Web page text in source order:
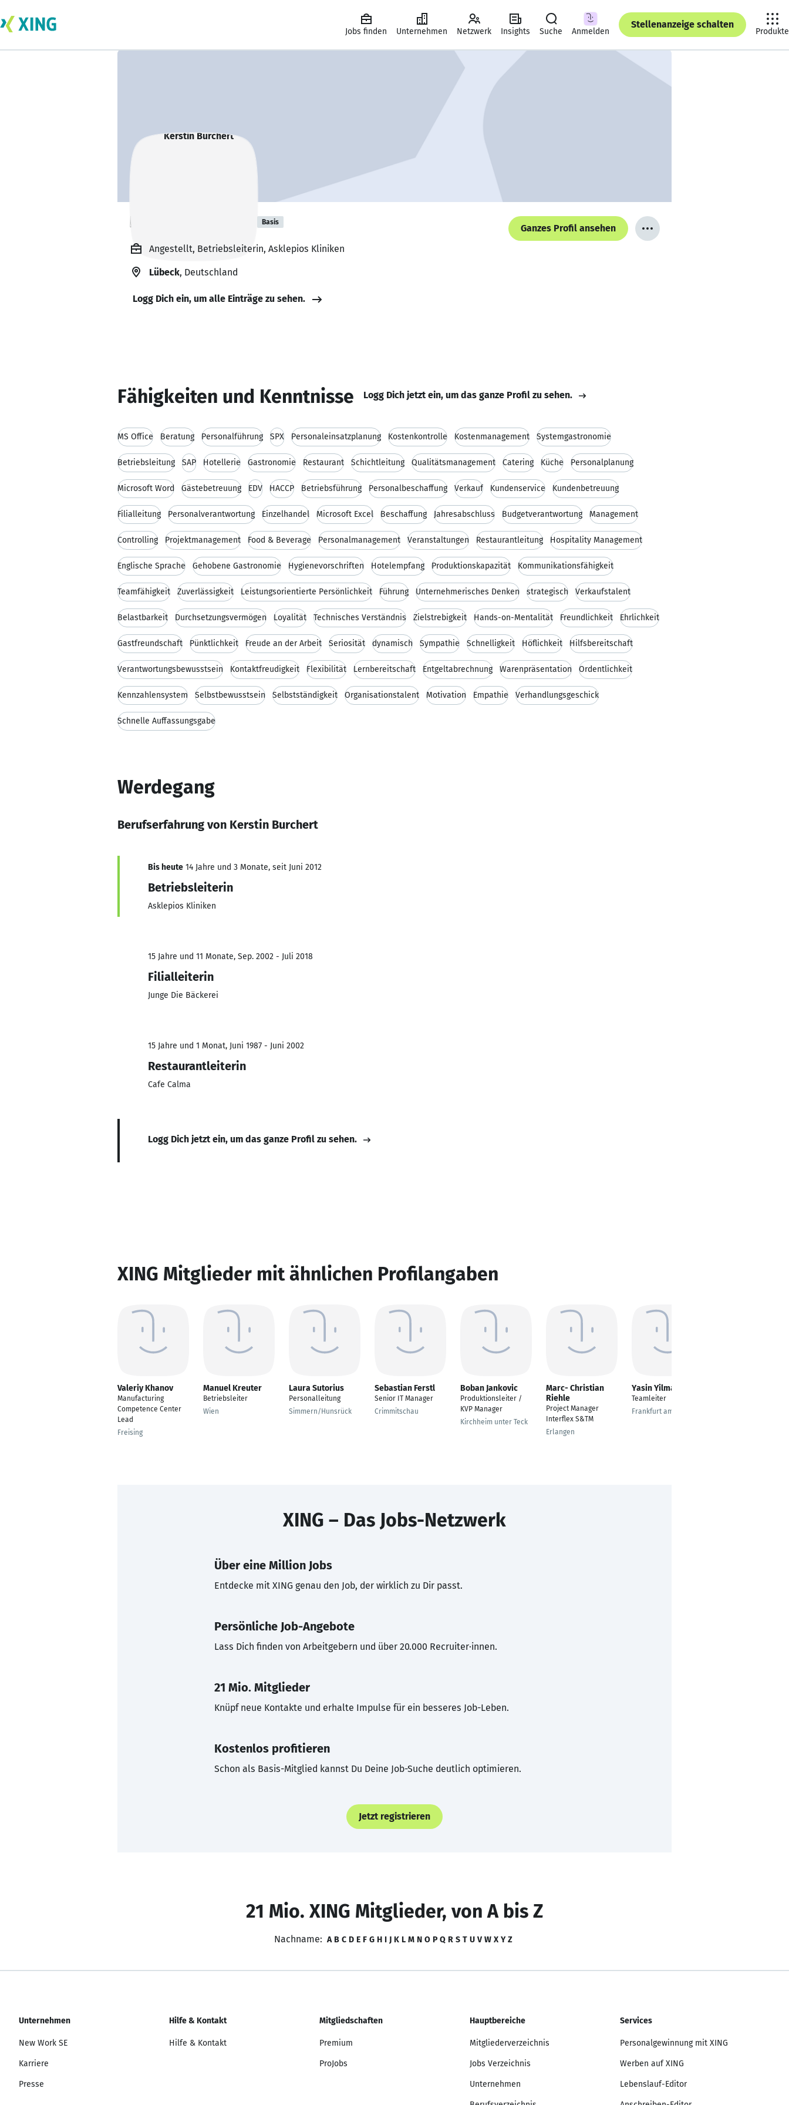
Jobs finden Unternehmen Netzwerk Insights Suche Anmelden
Stellenanzeige schalten
Produkte
Kerstin Burchert Basis
Ganzes Profil ansehen
Angestellt, Betriebsleiterin, Asklepios Kliniken
Lübeck, Deutschland
Logg Dich ein, um alle Einträge zu sehen.
Fähigkeiten und Kenntnisse Logg Dich jetzt ein, um das ganze Profil zu sehen.
MS Office Beratung Personalführung SPX Personaleinsatzplanung Kostenkontrolle Kostenmanagement Systemgastronomie
Betriebsleitung SAP Hotellerie Gastronomie Restaurant Schichtleitung Qualitätsmanagement Catering Küche Personalplanung
Microsoft Word Gästebetreuung EDV HACCP Betriebsführung Personalbeschaffung Verkauf Kundenservice Kundenbetreuung
Filialleitung Personalverantwortung Einzelhandel Microsoft Excel Beschaffung Jahresabschluss Budgetverantwortung Management
Controlling Projektmanagement Food & Beverage Personalmanagement Veranstaltungen Restaurantleitung Hospitality Management
Englische Sprache Gehobene Gastronomie Hygienevorschriften Hotelempfang Produktionskapazität Kommunikationsfähigkeit
Teamfähigkeit Zuverlässigkeit Leistungsorientierte Persönlichkeit Führung Unternehmerisches Denken strategisch Verkaufstalent
Belastbarkeit Durchsetzungsvermögen Loyalität Technisches Verständnis Zielstrebigkeit Hands-on-Mentalität Freundlichkeit Ehrlichkeit
Gastfreundschaft Pünktlichkeit Freude an der Arbeit Seriosität dynamisch Sympathie Schnelligkeit Höflichkeit Hilfsbereitschaft
Verantwortungsbewusstsein Kontaktfreudigkeit Flexibilität Lernbereitschaft Entgeltabrechnung Warenpräsentation Ordentlichkeit
Kennzahlensystem Selbstbewusstsein Selbstständigkeit Organisationstalent Motivation Empathie Verhandlungsgeschick
Schnelle Auffassungsgabe
Werdegang
Berufserfahrung von Kerstin Burchert
Bis heute 14 Jahre und 3 Monate, seit Juni 2012
Betriebsleiterin
Asklepios Kliniken
15 Jahre und 11 Monate, Sep. 2002 - Juli 2018
Filialleiterin
Junge Die Bäckerei
15 Jahre und 1 Monat, Juni 1987 - Juni 2002
Restaurantleiterin
Cafe Calma
Logg Dich jetzt ein, um das ganze Profil zu sehen.
XING Mitglieder mit ähnlichen Profilangaben
Valeriy Khanov
Manufacturing
Competence Center
Lead
Freising
Manuel Kreuter
Betriebsleiter
Wien
Laura Sutorius
Personalleitung
Simmern/Hunsrück
Sebastian Ferstl
Senior IT Manager
Crimmitschau
Boban Jankovic
Produktionsleiter /
KVP Manager
Kirchheim unter Teck
Marc- Christian
Riehle
Project Manager
Interflex S&TM
Erlangen
Yasin Yilmaz
Teamleiter
Frankfurt am Main
XING – Das Jobs-Netzwerk
Über eine Million Jobs
Entdecke mit XING genau den Job, der wirklich zu Dir passt.
Persönliche Job-Angebote
Lass Dich finden von Arbeitgebern und über 20.000 Recruiter·innen.
21 Mio. Mitglieder
Knüpf neue Kontakte und erhalte Impulse für ein besseres Job-Leben.
Kostenlos profitieren
Schon als Basis-Mitglied kannst Du Deine Job-Suche deutlich optimieren.
Jetzt registrieren
21 Mio. XING Mitglieder, von A bis Z
Nachname: A B C D E F G H I J K L M N O P Q R S T U V W X Y Z
Unternehmen
New Work SE
Karriere
Presse
Hilfe & Kontakt
Hilfe & Kontakt
Mitgliedschaften
Premium
ProJobs
Hauptbereiche
Mitgliederverzeichnis
Jobs Verzeichnis
Unternehmen
Services
Personalgewinnung mit XING
Werben auf XING
Lebenslauf-Editor